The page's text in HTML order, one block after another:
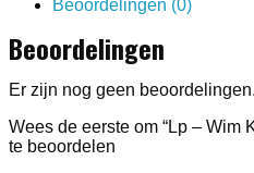
1973
aantal
Beoordelingen (0)
Beoordelingen
Er zijn nog geen beoordelingen.
Wees de eerste om “Lp – Wim
te beoordelen